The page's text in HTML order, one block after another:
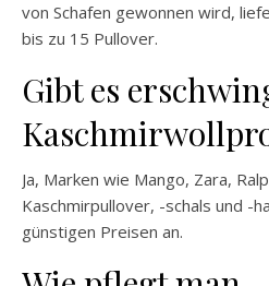
von Schafen gewonnen wird,
bis zu 15 Pullover.
Gibt es
Ja, Marken wie Mango, Zara,
Kaschmirpullover, -schals und -
günstigen Preisen an.